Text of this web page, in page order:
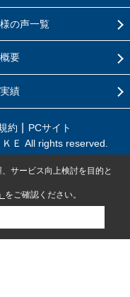
の声一覧
要
績
約
PCサイト
Ｅ All rights reserved.
サービス向上検討を目的と
をご確認ください。